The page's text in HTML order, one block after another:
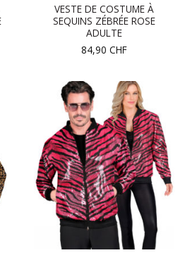
VESTE DE COSTUME À
SEQUINS ZÉBRÉE ROSE
ADULTE
84,90 CHF